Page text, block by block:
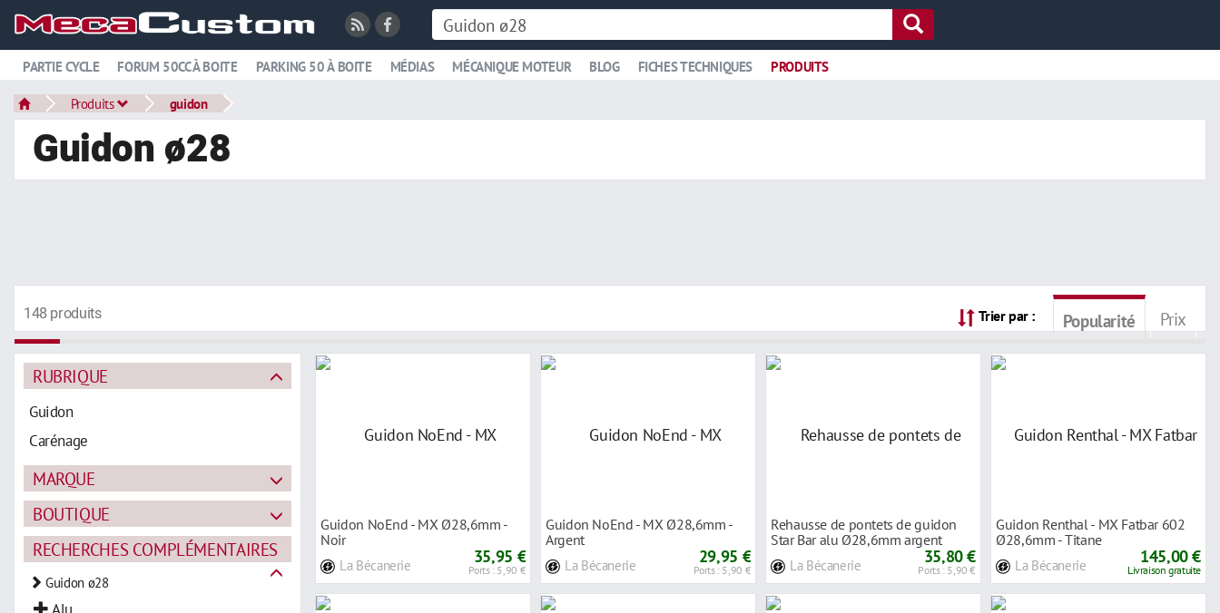
PARTIE CYCLE FORUM 50CC À BOITE PARKING 50 À BOITE MÉDIAS MÉCANIQUE MOTEUR BLOG FICHES TECHNIQUES PRODUITS
Produits guidon
Guidon ø28
148 produits Trier par : Popularité Prix
RUBRIQUE
Guidon
Carénage
MARQUE
BOUTIQUE
RECHERCHES COMPLÉMENTAIRES
Guidon ø28
Alu
Guidon NoEnd - MX Ø28,6mm -
Noir
La Bécanerie 35,95 €
Ports : 5,90 €
Guidon NoEnd - MX Ø28,6mm -
Argent
La Bécanerie 29,95 €
Ports : 5,90 €
Rehausse de pontets de guidon
Star Bar alu Ø28,6mm argent
La Bécanerie 35,80 €
Ports : 5,90 €
Guidon Renthal - MX Fatbar 602
Ø28,6mm - Titane
La Bécanerie 145,00 €
Livraison gratuite